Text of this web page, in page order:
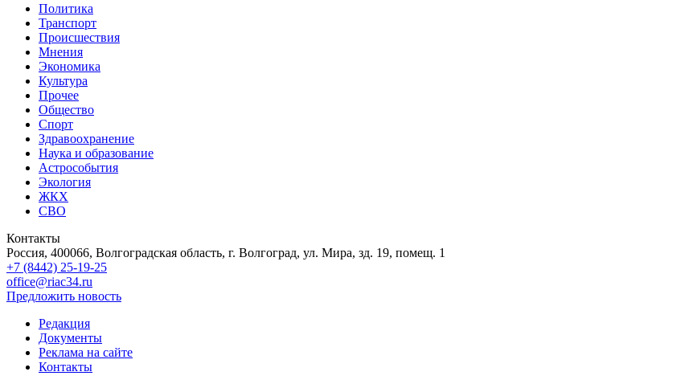
Политика
Транспорт
Происшествия
Мнения
Экономика
Культура
Прочее
Общество
Спорт
Здравоохранение
Наука и образование
Астрособытия
Экология
ЖКХ
СВО
Контакты
Россия, 400066, Волгоградская область, г. Волгоград, ул. Мира, зд. 19, помещ. 1
+7 (8442) 25-19-25
office@riac34.ru
Предложить новость
Редакция
Документы
Реклама на сайте
Контакты